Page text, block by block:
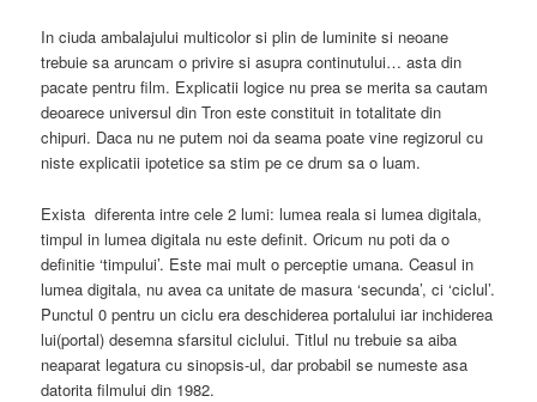
In ciuda ambalajului multicolor si plin de luminite si neoane
trebuie sa aruncam o privire si asupra continutului… asta din
pacate pentru film. Explicatii logice nu prea se merita sa cautam
deoarece universul din Tron este constituit in totalitate din
chipuri. Daca nu ne putem noi da seama poate vine regizorul cu
niste explicatii ipotetice sa stim pe ce drum sa o luam.
Exista diferenta intre cele 2 lumi: lumea reala si lumea digitala,
timpul in lumea digitala nu este definit. Oricum nu poti da o
definitie ‘timpului’. Este mai mult o perceptie umana. Ceasul in
lumea digitala, nu avea ca unitate de masura ‘secunda’, ci ‘ciclul’.
Punctul 0 pentru un ciclu era deschiderea portalului iar inchiderea
lui(portal) desemna sfarsitul ciclului. Titlul nu trebuie sa aiba
neaparat legatura cu sinopsis-ul, dar probabil se numeste asa
datorita filmului din 1982.